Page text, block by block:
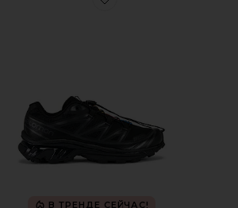
Favorite ТРЕККИНГОВЫЕ
В ТРЕНДЕ СЕЙЧАС!